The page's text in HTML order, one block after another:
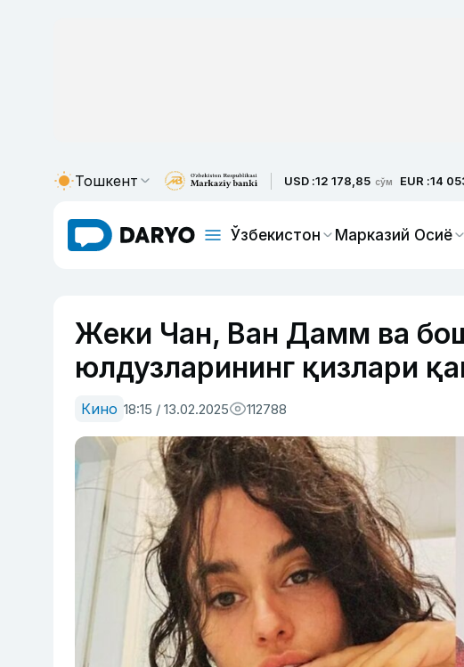
Тошкент USD :12 178,85 сўм EUR :14
Ўзбекистон Марказий Осиё
Жеки Чан, Ван Дамм ва
юлдузларининг қизлари
Кино 18:15 / 13.02.2025 112788